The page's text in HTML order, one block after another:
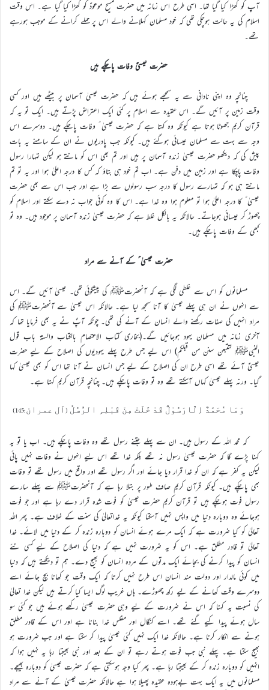
آپ کو کھڑا کیا گیا تھا۔ اسی طرح اس زمانہ میں حضرت مسیح موعودؑ کو کھڑا کیا گیا ہے۔ اس وقت
اسلام کی یہ حالت ہوچکی تھی کہ خود مسلمان کہلانے والے اس پر حملے کرانے کے موجب ہورہے
تھے۔
حضرت عیسیٰؑ وفات پاچکے ہیں
چنانچہ وہ اپنی نادانی سے یہ سمجھے ہوئے ہیں کہ حضرت عیسیٰ آسمان پر بیٹھے ہیں اور کسی
وقت زمین پر آئیں گے۔ اس عقیدہ سے اسلام پر کئی ایک اعتراض پڑتے ہیں۔ ایک تو یہ کہ
قرآن کریم جھوٹا ہوتا ہے کیونکہ وہ کہتا ہے کہ حضرت عیسیٰ ؑ وفات پاچکے ہیں۔ دوسرے اس
وجہ سے بہت سے مسلمان عیسائی ہوگئے ہیں۔ کیونکہ جب پادریوں نے ان کے سامنے یہ بات
پیش کی کہ دیکھو حضرت عیسیٰ زندہ آسمان پر ہیں اور تم بھی اس کو مانتے ہو لیکن تمہارا رسول
وفات پاچکا ہے اور زمین میں دفن ہے۔ اب تم خود ہی بتاؤ کہ کس کا درجہ اعلیٰ ہوا اور یہ تو تم
مانتے ہی ہو کہ تمہارے رسول کا درجہ سب رسولوں سے بڑا ہے اور جب اس سے بھی حضرت
عیسیٰ ؑ کا درجہ اعلیٰ ہوا تو معلوم ہوا وہ خدا ہے۔ اس کا وہ کوئی جواب نہ دے سکتے اور اسلام کو
چھوڑ کر عیسائی ہوجاتے۔ حالانکہ یہ بالکل غلط ہے کہ حضرت عیسیٰ زندہ آسمان پر موجود ہیں۔ وہ تو
کبھی کے وفات پاچکے ہیں۔
حضرت عیسیٰ ؑ کے آنے سے مراد
مسلمانوں کو اس سے غلطی لگی ہے کہ آنحضرتﷺ کی پیشگوئی تھی۔ عیسیٰ آئیں گے۔ اس
سے انہوں نے ان ہی پہلے عیسیٰ کا آنا سمجھ لیا ہے۔ حالانکہ اس عیسیٰ سے آنحضرتﷺ کی
مراد انہیں کی صفات رکھنے والے انسان کے آنے کی تھی۔ چونکہ آپؐ نے یہ بھی فرمایا تھا کہ
آخری زمانہ میں مسلمان یہود ہوجائیں گے۔(بخاری کتاب الاعتصام بالکتاب والسنۃ باب قول
النبیﷺ لتتبعن سنن من قبلکم) اس لیے جس طرح پہلے یہودیوں کی اصلاح کے لیے حضرت
عیسیٰؑ آئے تھے اسی طرح ان کی اصلاح کے لیے جس انسان نے آنا تھا اس کو بھی عیسیٰ کہا
گیا۔ ورنہ پہلے عیسیٰ کہاں آسکتے تھے وہ تو وفات پاچکے ہیں۔ چنانچہ قرآن کریم کہتا ہے۔
وَمَا مُحَمَّدٌ اِلَّارَسُوْلٌ قَدْ خَلَتْ مِنْ قَبْلِہِ الرُّسُلُ (آل عمران:145)
کہ محمد اللہ کے رسول ہیں۔ ان سے پہلے جتنے رسول تھے وہ وفات پاچکے ہیں۔ اب یا تو یہ
کہنا پڑے گا کہ حضرت عیسیٰ رسول نہ تھے بلکہ خدا تھے اس لیے انہوں نے وفات نہیں پائی
لیکن یہ کفر ہے کہ ان کو خدا قرار دیا جائے اور اگر رسول تھے اور واقع میں رسول تھے تو وفات
بھی پاچکے ہیں۔ کیونکہ قرآن کریم صاف طور پر بتلا رہا ہے کہ آنحضرتﷺ سے پہلے سارے
رسول فوت ہوچکے ہیں تو قرآن کریم حضرت عیسیٰ کو فوت شدہ قرار دے رہا ہے اور جو فوت
ہوجائے وہ دوبارہ دنیا میں واپس نہیں آسکتا کیونکہ یہ خداتعالیٰ کی سنت کے خلاف ہے۔ پھر اللہ
تعالیٰ کو کیا ضرورت ہے کہ ایک مرے ہوئے انسان کو دوبارہ زندہ کر کے دنیا میں لائے۔ خدا
تعالیٰ تو قادر مطلق ہے۔ اس کو یہ ضرورت نہیں ہے کہ دنیا کی اصلاح کے لیے کسی نئے
انسان کو پیدا کرنے کی بجائے ایک مدتوں کے مردہ انسان کو بھیج دے۔ ہم تو دیکھتے ہیں کہ دنیا
میں کوئی مالدار اور دولت مند انسان اس طرح نہیں کرتا کہ ایک وقت جو کھانا بچ جائے اسے
دوسرے وقت کھانے کے لیے رکھ چھوڑے۔ ہاں غریب لوگ ایسا کیا کرتے ہیں لیکن خدا تعالیٰ
کی نسبت یہ کہنا کہ اس نے ضرورت کے لیے وہی حضرت عیسیٰ رکھے ہوئے ہیں جو کئی سو
سال ہوئے پیدا کیے گئے تھے۔ اسے کنگال اور مفلس خدا بنانا ہے اور اس کے قادر مطلق
ہونے سے انکار کرنا ہے۔ حالانکہ خدا ایک نہیں کئی عیسیٰ پیدا کر سکتا ہے اور جب ضرورت ہو
بھیج سکتا ہے۔ پہلے نبی جب فوت ہوتے رہے تو ان کے بعد اور نبی بھیجتا رہا یہ نہیں ہوا کہ
انہیں کو دوبارہ زندہ کر کے بھیجتا رہا ہے۔ پھر کیا وجہ ہوسکتی ہے کہ حضرت عیسیٰ کو دوبارہ بھیجے۔
مسلمانوں میں یہ ایک بہت بےہودہ عقیدہ پھیلا ہوا ہے حالانکہ حضرت عیسیٰ کے آنے سے مراد